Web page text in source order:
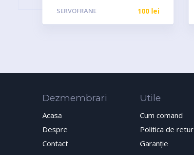
SERVOFRANE 100 lei
Dezmembrari
Acasa
Despre
Contact
Utile
Cum comand
Politica de retur
Garanţie